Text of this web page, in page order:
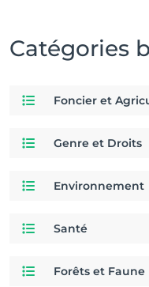
Catégories
Foncier et
Genre et Droits
Environnement
Santé
Forêts et Faune